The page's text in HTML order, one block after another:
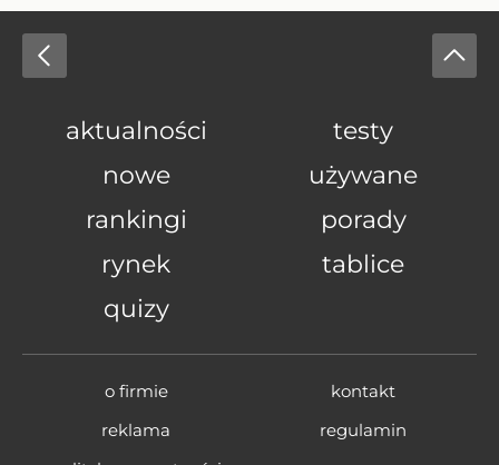
aktualności
testy
nowe
używane
rankingi
porady
rynek
tablice
quizy
o firmie
kontakt
reklama
regulamin